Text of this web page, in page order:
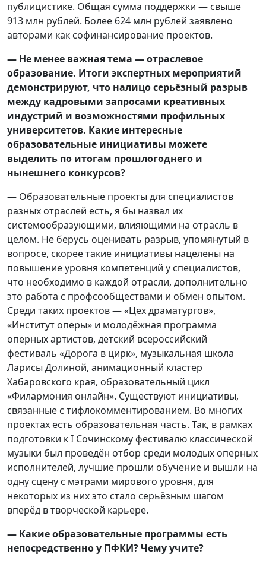
публицистике. Общая сумма поддержки — свыше
913 млн рублей. Более 624 млн рублей заявлено
авторами как софинансирование проектов.
— Не менее важная тема — отраслевое
образование. Итоги экспертных мероприятий
демонстрируют, что налицо серьёзный разрыв
между кадровыми запросами креативных
индустрий и возможностями профильных
университетов. Какие интересные
образовательные инициативы можете
выделить по итогам прошлогоднего и
нынешнего конкурсов?
— Образовательные проекты для специалистов
разных отраслей есть, я бы назвал их
системообразующими, влияющими на отрасль в
целом. Не берусь оценивать разрыв, упомянутый в
вопросе, скорее такие инициативы нацелены на
повышение уровня компетенций у специалистов,
что необходимо в каждой отрасли, дополнительно
это работа с профсообществами и обмен опытом.
Среди таких проектов — «Цех драматургов»,
«Институт оперы» и молодёжная программа
оперных артистов, детский всероссийский
фестиваль «Дорога в цирк», музыкальная школа
Ларисы Долиной, анимационный кластер
Хабаровского края, образовательный цикл
«Филармония онлайн». Существуют инициативы,
связанные с тифлокомментированием. Во многих
проектах есть образовательная часть. Так, в рамках
подготовки к I Сочинскому фестивалю классической
музыки был проведён отбор среди молодых оперных
исполнителей, лучшие прошли обучение и вышли на
одну сцену с мэтрами мирового уровня, для
некоторых из них это стало серьёзным шагом
вперёд в творческой карьере.
— Какие образовательные программы есть
непосредственно у ПФКИ? Чему учите?